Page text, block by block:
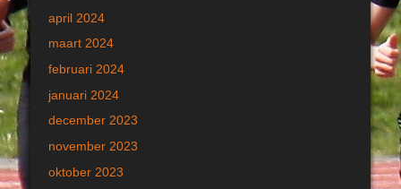
april 2024
maart 2024
februari 2024
januari 2024
december 2023
november 2023
oktober 2023